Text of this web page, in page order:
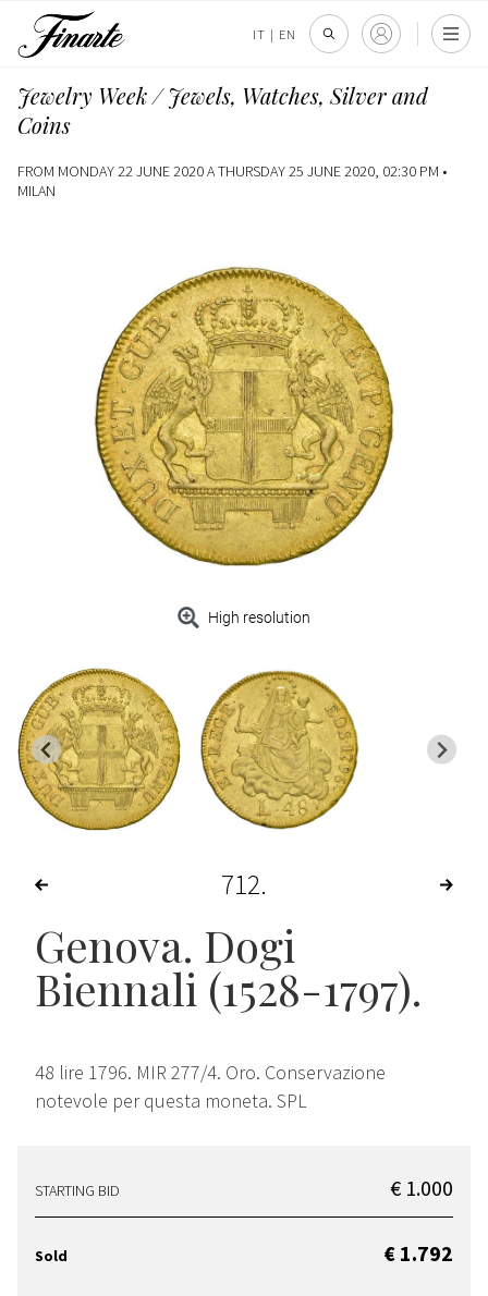
IT | EN
Jewelry Week / Jewels, Watches, Silver and
Coins
FROM MONDAY 22 JUNE 2020 A THURSDAY 25 JUNE 2020, 02:30 PM •
MILAN
High resolution
712
Genova. Dogi
Biennali (1528-1797).
48 lire 1796. MIR 277/4. Oro. Conservazione
notevole per questa moneta. SPL
STARTING BID € 1.000
Sold € 1.792